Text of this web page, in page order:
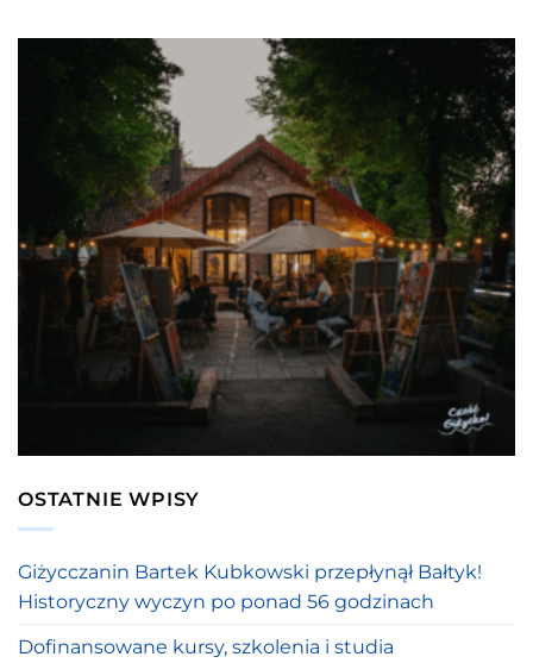
OSTATNIE WPISY
Giżycczanin Bartek Kubkowski przepłynął Bałtyk!
Historyczny wyczyn po ponad 56 godzinach
Dofinansowane kursy, szkolenia i studia